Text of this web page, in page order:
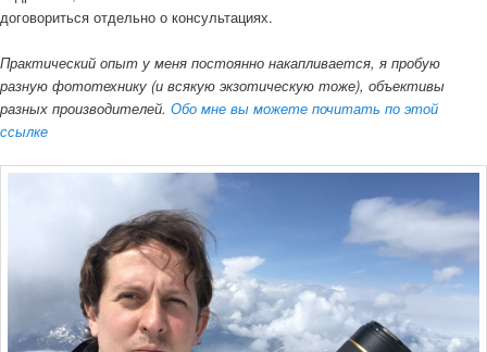
договориться отдельно о консультациях.
Практический опыт у меня постоянно накапливается, я пробую
разную фототехнику (и всякую экзотическую тоже), объективы
разных производителей. Обо мне вы можете почитать по этой
ссылке